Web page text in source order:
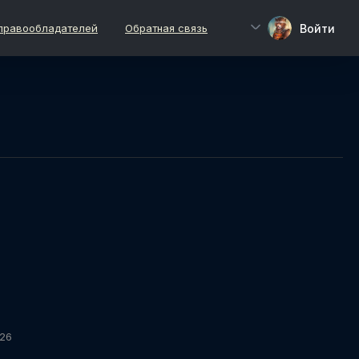
Обратная связь Войти